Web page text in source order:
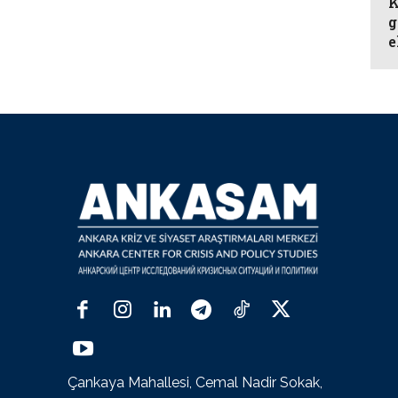
Çankaya Mahallesi, Cemal Nadir Sokak,